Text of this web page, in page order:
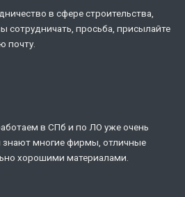
в сфере строительства,
сотрудничать, просьба, присылайте
почту.
в СПб и по ЛО уже очень
знают многие фирмы, отличные
хорошими материалами.